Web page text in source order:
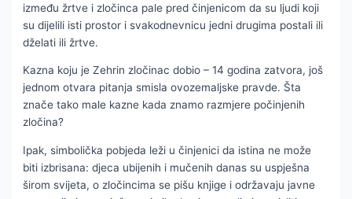
između žrtve i zločinca pale pred činjenicom da su ljudi koji
su dijelili isti prostor i svakodnevnicu jedni drugima postali ili
dželati ili žrtve.
Kazna koju je Zehrin zločinac dobio – 14 godina zatvora, još
jednom otvara pitanja smisla ovozemaljske pravde. Šta
znače tako male kazne kada znamo razmjere počinjenih
zločina?
Ipak, simbolička pobjeda leži u činjenici da istina ne može
biti izbrisana: djeca ubijenih i mučenih danas su uspješna
širom svijeta, o zločincima se pišu knjige i održavaju javne